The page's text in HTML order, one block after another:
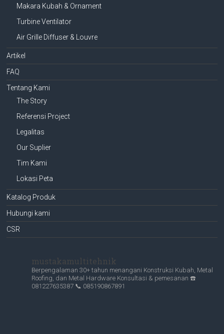
Makara Kubah & Ornament
Turbine Ventilator
Air Grille Diffuser & Louvre
Artikel
FAQ
Tentang Kami
The Story
Referensi Project
Legalitas
Our Suplier
Tim Kami
Lokasi Peta
Katalog Produk
Hubungi kami
CSR
mustakamultitehnik
Berpengalaman 30+ tahun menangani Konstruksi Kubah, Metal
Roofing, dan Metal Hardware Konsultasi & pemesanan ☎️
081227635387 📞 085190867891